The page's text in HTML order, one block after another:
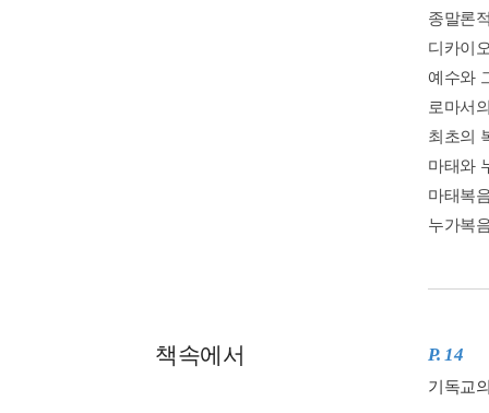
종말론
디카이
예수와
로마서
최초의
마태와
마태복
누가복
책속에서 P. 14
기독교